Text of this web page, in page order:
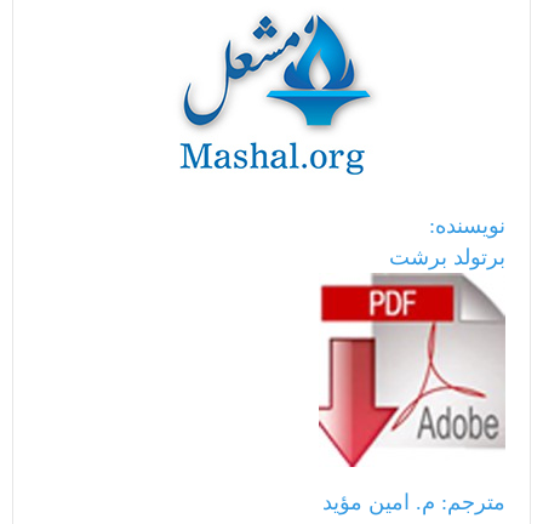
نویسنده:
برتولد برشت
مترجم: م. امین مؤید